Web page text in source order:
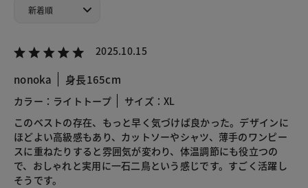
2025.10.15
nonoka 身長165cm
カラー：ライトトープ
サイズ：XL
このベストの存在、もっと早く気づけば良かった。デザインに
ほどよい高級感もあり、カットソーやシャツ、薄手のワンピー
スに重ねたりすると雰囲気が変わり、体温調節にも役立つの
で、おしゃれと実用に一石二鳥という感じです。すごく活躍し
そうです。